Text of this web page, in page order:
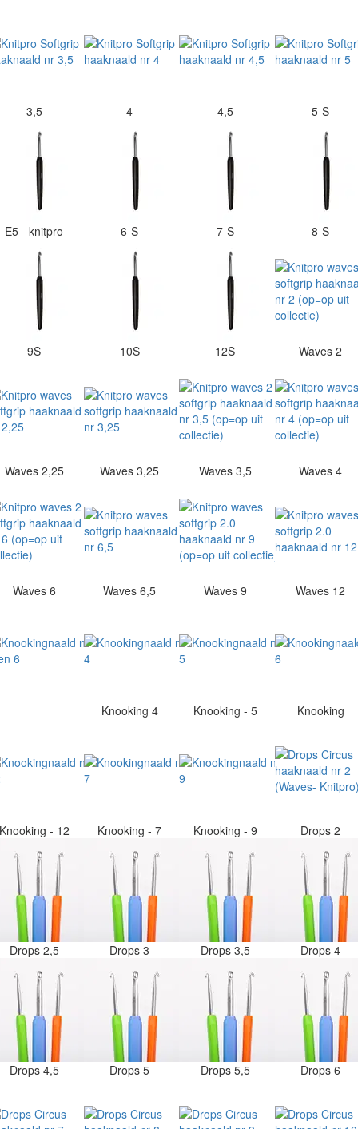
3,5 4 4,5 5-S
E5 - knitpro 6-S 7-S 8-S
9S 10S 12S Waves 2
Waves 2,25 Waves 3,25 Waves 3,5 Waves 4
Waves 6 Waves 6,5 Waves 9 Waves 12
Knooking 4 Knooking - 5 Knooking
- 12 Knooking - 7 Knooking - 9 Drops 2
Drops 2,5 Drops 3 Drops 3,5 Drops 4
Drops 4,5 Drops 5 Drops 5,5 Drops 6